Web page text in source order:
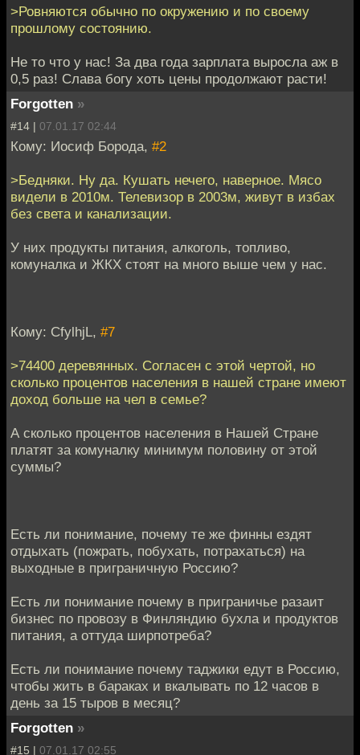
>Ровняются обычно по окружению и по своему
прошлому состоянию.
Не то что у нас! За два года зарплата выросла аж в
0,5 раз! Слава богу хоть цены продолжают расти!
Forgotten »
#14 | 07.01.17 02:44
Кому: Иосиф Борода, #2
>Бедняки. Ну да. Кушать нечего, наверное. Мясо
видели в 2010м. Телевизор в 2003м, живут в избах
без света и канализации.
У них продукты питания, алкоголь, топливо,
комуналка и ЖКХ стоят на много выше чем у нас.
Кому: CfylhjL, #7
>74400 деревянных. Согласен с этой чертой, но
сколько процентов населения в нашей стране имеют
доход больше на чел в семье?
А сколько процентов населения в Нашей Стране
платят за комуналку минимум половину от этой
суммы?
Есть ли понимание, почему те же финны ездят
отдыхать (пожрать, побухать, потрахаться) на
выходные в приграничную Россию?
Есть ли понимание почему в приграничье разаит
бизнес по провозу в Финляндию бухла и продуктов
питания, а оттуда ширпотреба?
Есть ли понимание почему таджики едут в Россию,
чтобы жить в бараках и вкалывать по 12 часов в
день за 15 тыров в месяц?
Forgotten »
#15 | 07.01.17 02:55